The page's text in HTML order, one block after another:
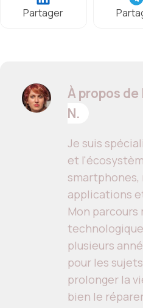
Partager
À propos de
N.
Je suis
et
smartphones,
applications
Mon parcours
plusieurs
pour les
prolonger la
bien le